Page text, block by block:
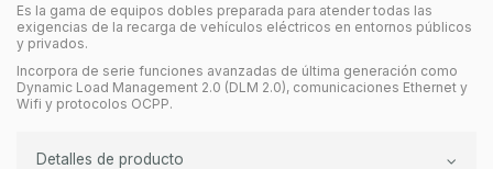
Es la gama de equipos dobles preparada para atender todas las
exigencias de la recarga de vehículos eléctricos en entornos públicos
y privados.
Incorpora de serie funciones avanzadas de última generación como
Dynamic Load Management 2.0 (DLM 2.0), comunicaciones Ethernet y
Wifi y protocolos OCPP.
Detalles de producto